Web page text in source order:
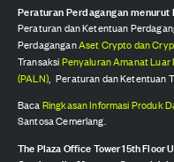
Peraturan Perdagangan menurut
Peraturan dan Ketentuan
PerdaganganAset Crypto dan
TransaksiPenyaluran Amanat Luar
(PALN), Peraturan dan Ketentuan
BacaRingkasan Informasi Produk
Santosa Cemerlang.
The Plaza Office Tower 15th Floor